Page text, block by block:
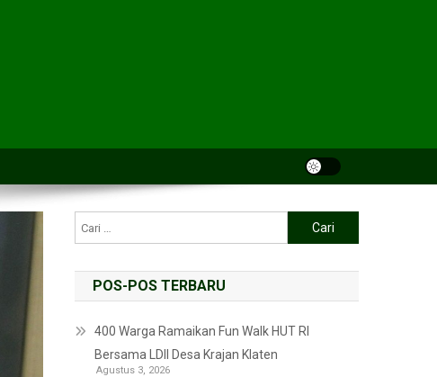
POS-POS TERBARU
400 Warga Ramaikan Fun Walk HUT RI
Bersama LDII Desa Krajan Klaten
Agustus 3, 2026